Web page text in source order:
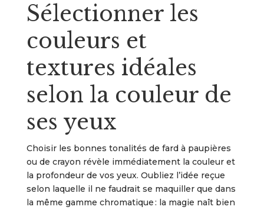
Sélectionner les
couleurs et
textures idéales
selon la couleur de
ses yeux
Choisir les bonnes tonalités de fard à paupières
ou de crayon révèle immédiatement la couleur et
la profondeur de vos yeux. Oubliez l’idée reçue
selon laquelle il ne faudrait se maquiller que dans
la même gamme chromatique : la magie naît bien